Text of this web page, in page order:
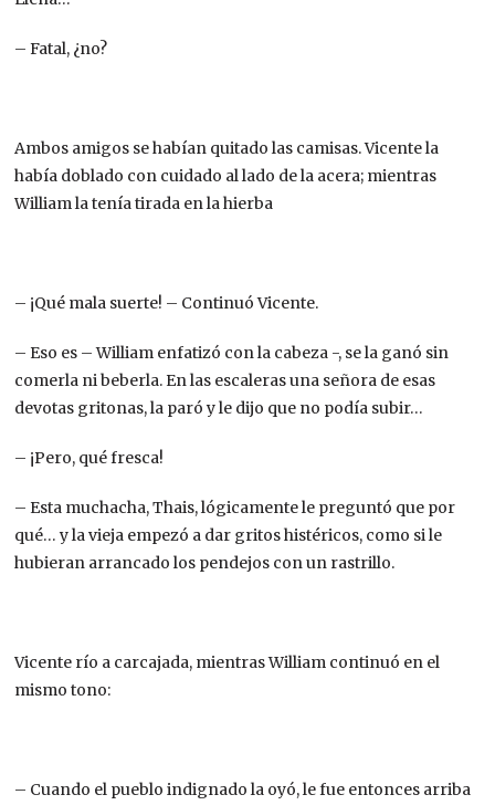
– Fatal, ¿no?
Ambos amigos se habían quitado las camisas. Vicente la
había doblado con cuidado al lado de la acera; mientras
William la tenía tirada en la hierba
– ¡Qué mala suerte! – Continuó Vicente.
– Eso es – William enfatizó con la cabeza -, se la ganó sin
comerla ni beberla. En las escaleras una señora de esas
devotas gritonas, la paró y le dijo que no podía subir…
– ¡Pero, qué fresca!
– Esta muchacha, Thais, lógicamente le preguntó que por
qué… y la vieja empezó a dar gritos histéricos, como si le
hubieran arrancado los pendejos con un rastrillo.
Vicente río a carcajada, mientras William continuó en el
mismo tono:
– Cuando el pueblo indignado la oyó, le fue entonces arriba